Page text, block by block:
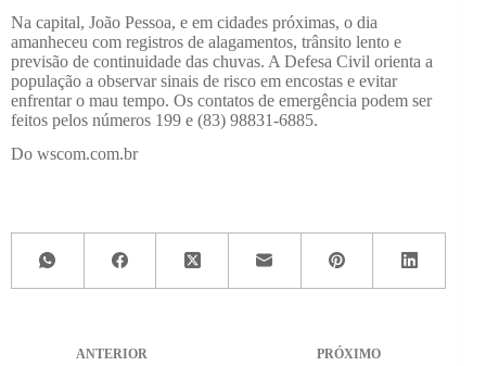
Na capital, João Pessoa, e em cidades próximas, o dia
amanheceu com registros de alagamentos, trânsito lento e
previsão de continuidade das chuvas. A Defesa Civil orienta a
população a observar sinais de risco em encostas e evitar
enfrentar o mau tempo. Os contatos de emergência podem ser
feitos pelos números 199 e (83) 98831-6885.
Do wscom.com.br
ANTERIOR PRÓXIMO